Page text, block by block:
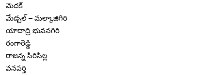
మెదక్
మేడ్చల్ – మల్కాజిగిరి
యాదాద్రి భువనగిరి
రంగారెడ్డి
రాజన్న సిరిసిల్ల
వనపర్తి